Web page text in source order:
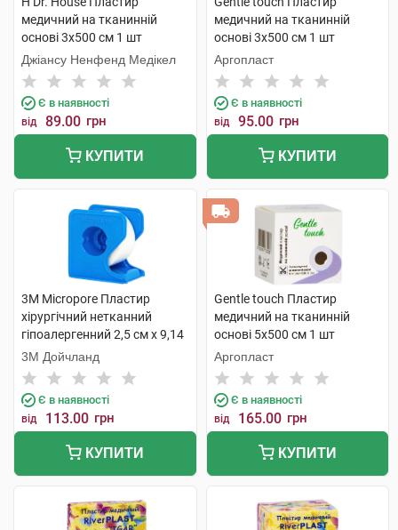
медичний на тканинній
основі 3х500 см 1 шт
Джіансу Ненфенд Медікел
Є в наявності
від 89.00 грн
КУПИТИ
медичний на тканинній
основі 3х500 см 1 шт
Аргопласт
Є в наявності
від 95.00 грн
КУПИТИ
3M Micropore Пластир
хірургічний нетканний
гіпоалергенний 2,5 см х 9,14
м на диспенсері 1 шт
3М Дойчланд
Є в наявності
від 113.00 грн
КУПИТИ
Gentle touch Пластир
медичний на тканинній
основі 5х500 см 1 шт
Аргопласт
Є в наявності
від 165.00 грн
КУПИТИ